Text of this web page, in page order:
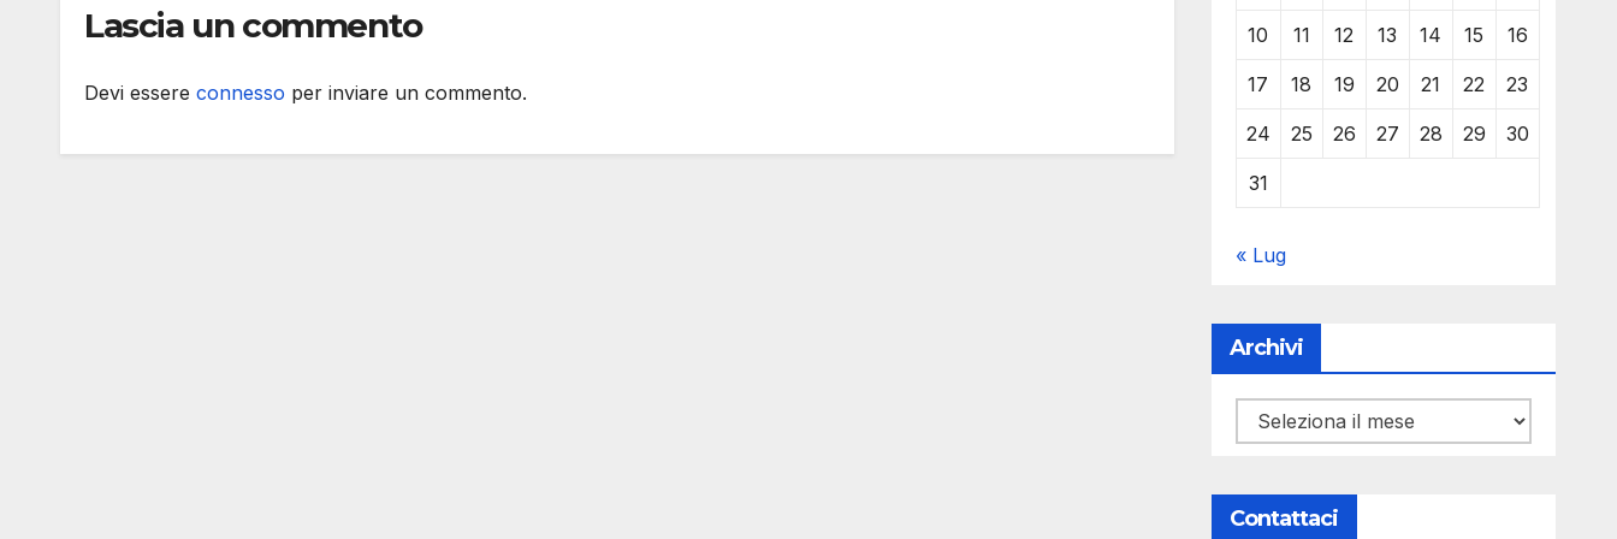
Rock
Lascia un commento
Devi essere connesso per inviare un commento.
10 11 12 13 14 15 16
17 18 19 20 21 22 23
24 25 26 27 28 29 30
31
« Lug
Archivi
Archivi
Contattaci